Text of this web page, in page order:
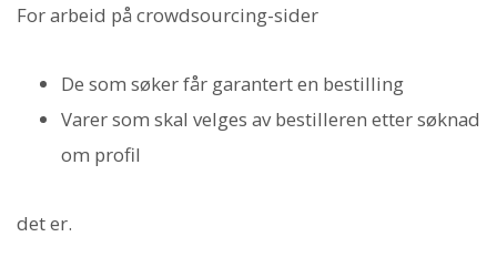
For arbeid på crowdsourcing-sider
De som søker får garantert en bestilling
Varer som skal velges av bestilleren etter søknad
om profil
det er.